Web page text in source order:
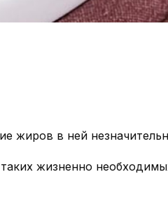
жиров в ней
жизненно